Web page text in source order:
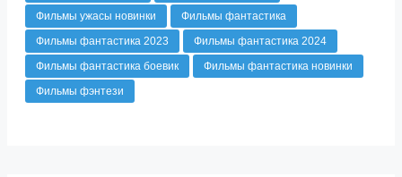
Фильмы ужасы новинки
Фильмы фантастика
Фильмы фантастика 2023
Фильмы фантастика 2024
Фильмы фантастика боевик
Фильмы фантастика новинки
Фильмы фэнтези